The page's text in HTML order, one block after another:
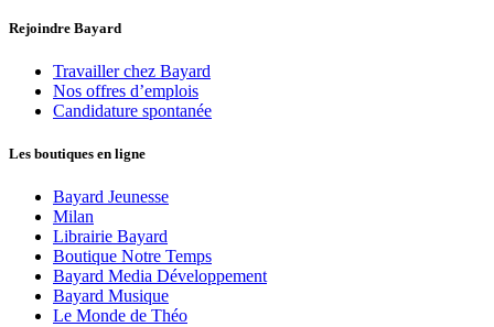
Rejoindre Bayard
Travailler chez Bayard
Nos offres d’emplois
Candidature spontanée
Les boutiques en ligne
Bayard Jeunesse
Milan
Librairie Bayard
Boutique Notre Temps
Bayard Media Développement
Bayard Musique
Le Monde de Théo